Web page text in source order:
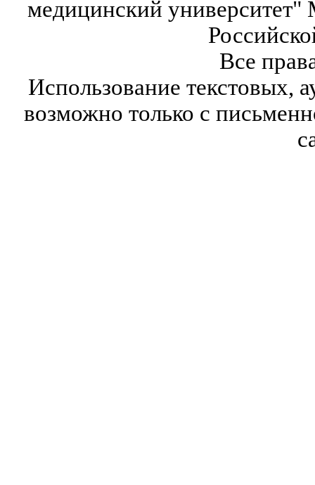
медицинский университет"
Все
Использование текстовых,
возможно только с